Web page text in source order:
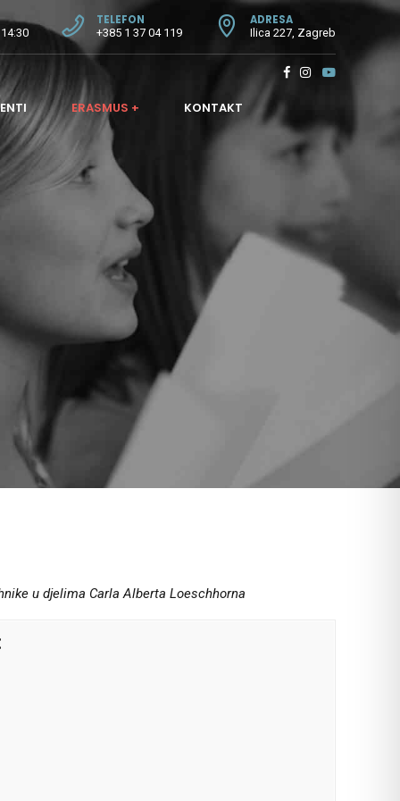
TELEFON
+385 1 37 04 119
ADRESA
Ilica 227, Zagreb
ERASMUS + KONTAKT
u djelima Carla Alberta Loeschhorna